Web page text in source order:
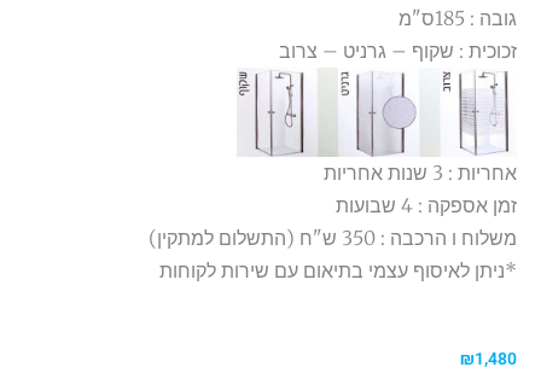
גובה : 185ס"מ
זכוכית : שקוף – גרניט – צרוב
אחריות : 3 שנות אחריות
זמן אספקה : 4 שבועות
משלוח ו הרכבה : 350 ש"ח (התשלום למתקין)
*ניתן לאיסוף עצמי בתיאום עם שירות לקוחות
₪1,480